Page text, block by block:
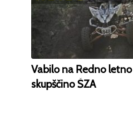
Vabilo na Redno letno
skupščino ŠZA